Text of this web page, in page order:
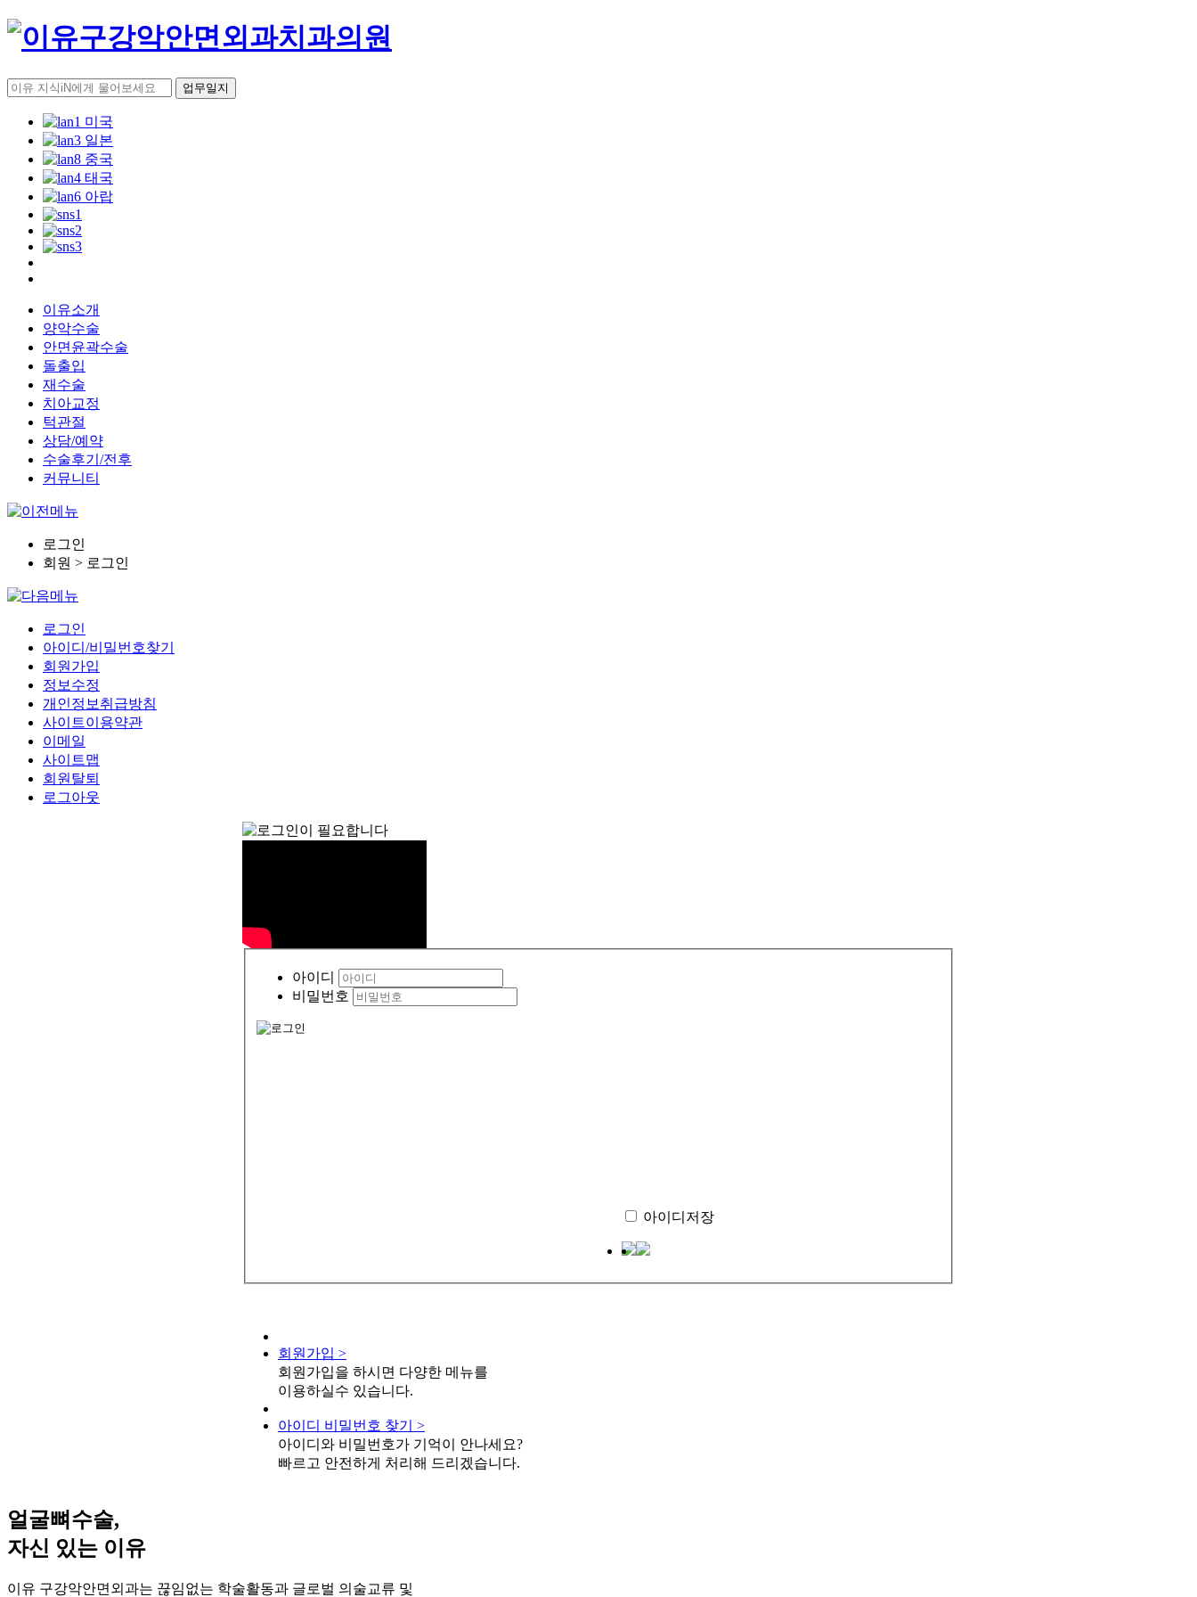
업무일지
이유소개
양악수술
안면윤곽수술
돌출입
재수술
치아교정
턱관절
상담/예약
수술후기/전후
커뮤니티
로그인
회원 > 로그인
로그인
아이디/비밀번호찾기
회원가입
정보수정
개인정보취급방침
사이트이용약관
이메일
사이트맵
회원탈퇴
로그아웃
아이디
비밀번호
아이디저장
회원가입 >
회원가입을 하시면 다양한 메뉴를
이용하실수 있습니다.
아이디 비밀번호 찾기 >
아이디와 비밀번호가 기억이 안나세요?
빠르고 안전하게 처리해 드리겠습니다.
얼굴뼈수술,
자신 있는 이유
이유 구강악안면외과는 끊임없는 학술활동과 글로벌 의술교류 및